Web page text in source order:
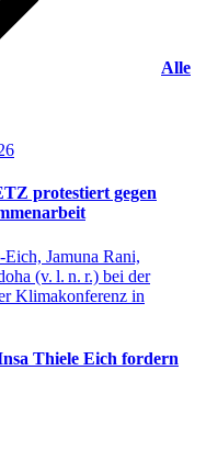
Alle
protestiert gegen
Thiele Eich fordern